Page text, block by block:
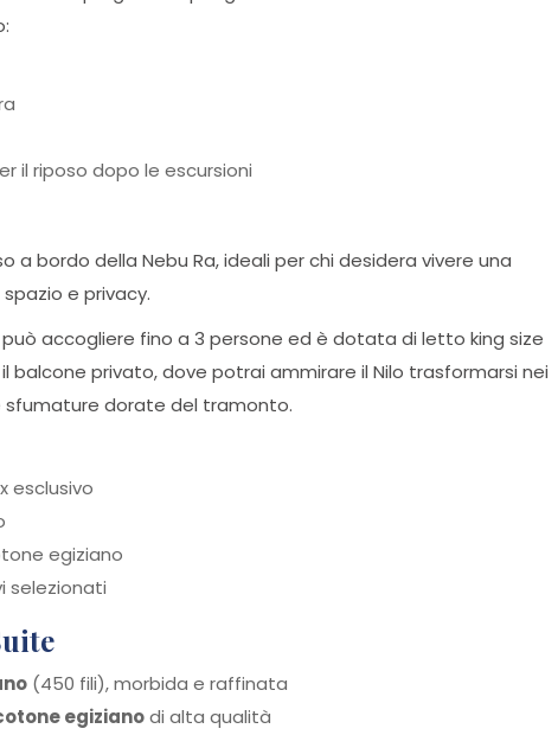
il riposo dopo le escursioni
a bordo della Nebu Ra, ideali per chi desidera vivere una
e privacy.
accogliere fino a 3 persone ed è dotata di letto king size
balcone privato, dove potrai ammirare il Nilo trasformarsi nei
sfumature dorate del tramonto.
esclusivo
egiziano
selezionati
(450 fili), morbida e raffinata
egizianodi alta qualità